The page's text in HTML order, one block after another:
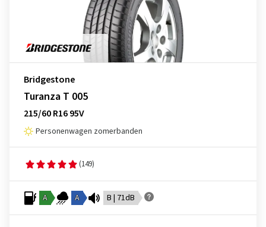
Bridgestone
Turanza T 005
215/60 R16 95V
Personenwagen zomerbanden
(149)
A A B | 71dB